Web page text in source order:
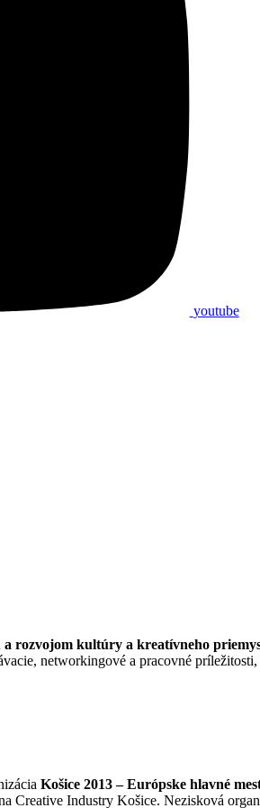
youtube
a rozvojom kultúry a kreatívneho
networkingové a pracovné
Košice 2013 – Európske hlavné
Creative Industry Košice. Nezisková